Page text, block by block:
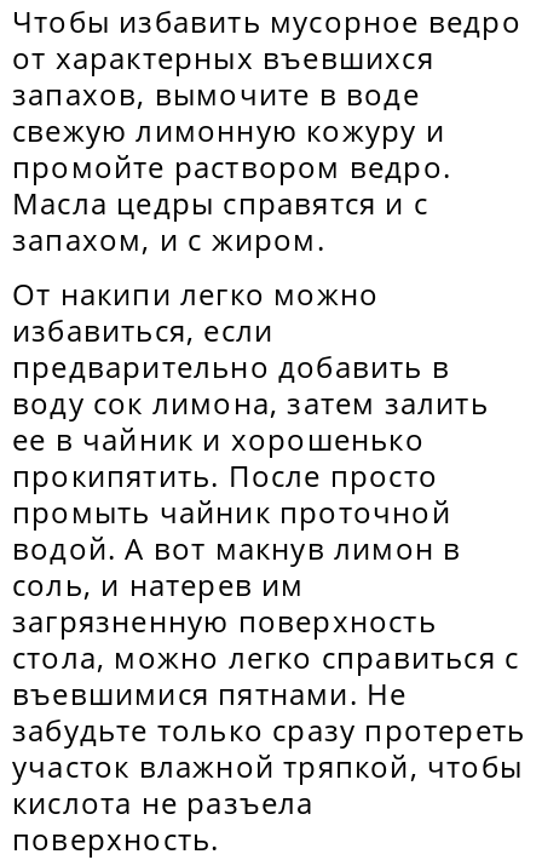
Чтобы избавить мусорное ведро
от характерных въевшихся
запахов, вымочите в воде
свежую лимонную кожуру и
промойте раствором ведро.
Масла цедры справятся и с
запахом, и с жиром.
От накипи легко можно
избавиться, если
предварительно добавить в
воду сок лимона, затем залить
ее в чайник и хорошенько
прокипятить. После просто
промыть чайник проточной
водой. А вот макнув лимон в
соль, и натерев им
загрязненную поверхность
стола, можно легко справиться с
въевшимися пятнами. Не
забудьте только сразу протереть
участок влажной тряпкой, чтобы
кислота не разъела
поверхность.